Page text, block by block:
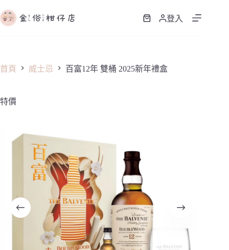
至
容
購
登入
首頁 威士忌 百富12年 雙桶 2025新年禮盒
特價